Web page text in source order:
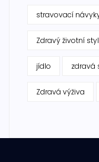
stravovací
Zdravý životní styl
jídlo zdravá
Zdravá výživa